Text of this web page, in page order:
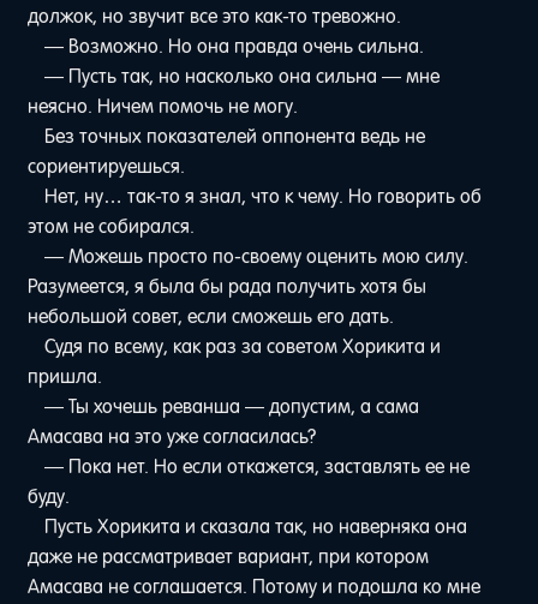
должок, но звучит все это как-то тревожно.
— Возможно. Но она правда очень сильна.
— Пусть так, но насколько она сильна — мне
неясно. Ничем помочь не могу.
Без точных показателей оппонента ведь не
сориентируешься.
Нет, ну… так-то я знал, что к чему. Но говорить об
этом не собирался.
— Можешь просто по-своему оценить мою силу.
Разумеется, я была бы рада получить хотя бы
небольшой совет, если сможешь его дать.
Судя по всему, как раз за советом Хорикита и
пришла.
— Ты хочешь реванша — допустим, а сама
Амасава на это уже согласилась?
— Пока нет. Но если откажется, заставлять ее не
буду.
Пусть Хорикита и сказала так, но наверняка она
даже не рассматривает вариант, при котором
Амасава не соглашается. Потому и подошла ко мне